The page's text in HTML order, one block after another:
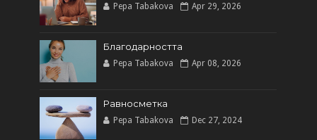
Pepa Tabakova Apr 29, 2026
Благодарността
Pepa Tabakova Apr 08, 2026
Равносметка
Pepa Tabakova Dec 27, 2024